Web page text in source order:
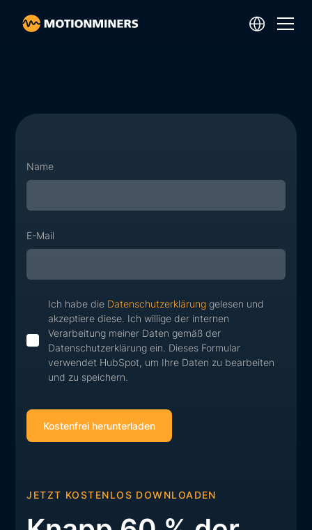
JETZT KOSTENLOS DOWNLOADEN
Name
E-Mail
Ich habe die Datenschutzerklärung gelesen und
akzeptiere diese. Ich willige der internen
Verarbeitung meiner Daten gemäß der
Datenschutzerklärung ein. Dieses Formular
verwendet HubSpot, um Ihre Daten zu bearbeiten
und zu speichern.